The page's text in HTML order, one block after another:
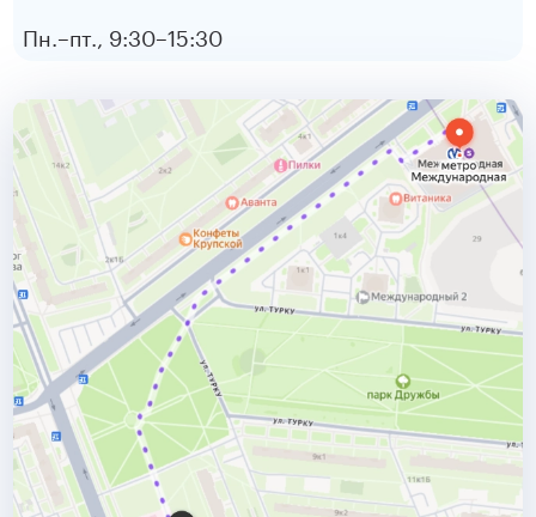
Пн.–пт., 9:30–15:30